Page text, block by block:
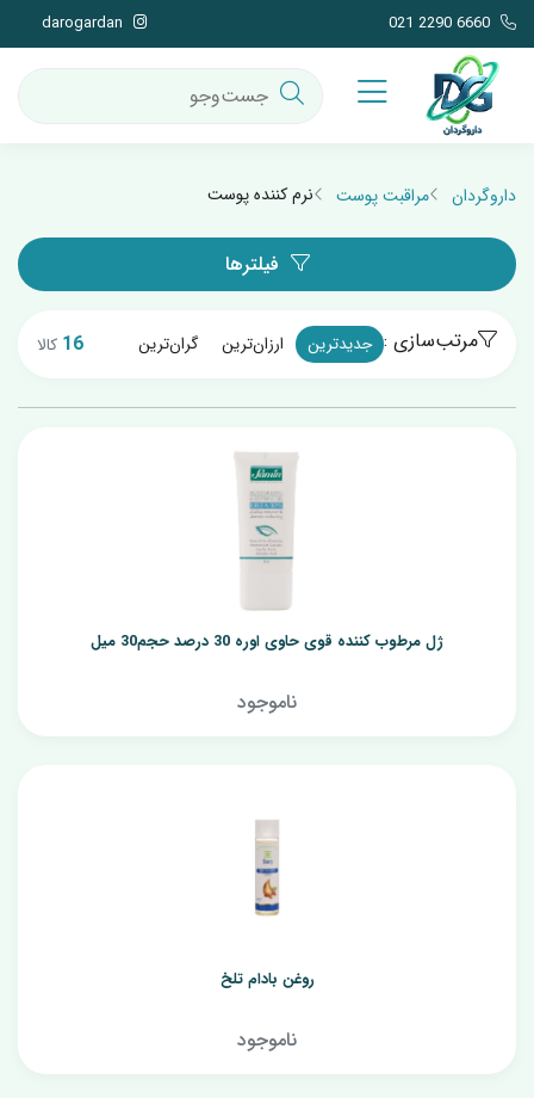
021 2290 6660
darogardan
داروگردان مراقبت پوست نرم کننده پوست
فیلترها
مرتب‌سازی : جدیدترین ارزان‌ترین گران‌ترین 16 کالا
ژل مرطوب کننده قوی حاوی اوره 30 درصد حجم30 میل
ناموجود
روغن بادام تلخ
ناموجود